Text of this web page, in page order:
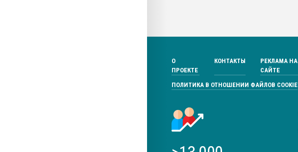
О
ПРОЕКТЕ
КОНТАКТЫ
РЕКЛАМА НА
САЙТЕ
ПОЛИТИКА В ОТНОШЕНИИ ФАЙЛОВ COOKIE